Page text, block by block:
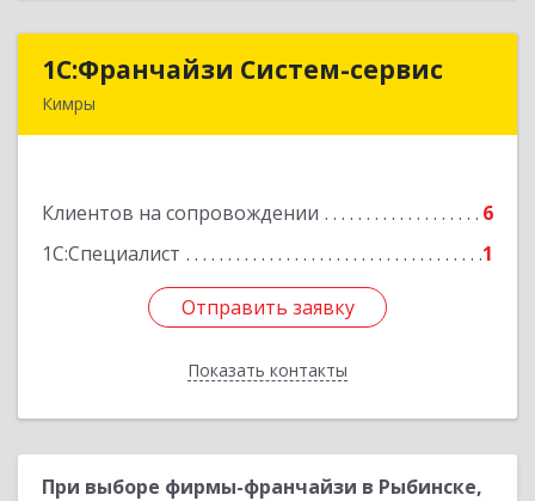
1С:Франчайзи Систем-сервис
Кимры
Клиентов на сопровождении
6
1С:Специалист
1
Отправить заявку
Показать контакты
1С:Франчайзи Систем-сервис
Подробнее
Отправить заявку
Назад
При выборе фирмы-франчайзи в Рыбинске,